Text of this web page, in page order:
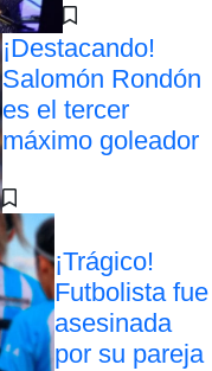
¡Destacando!
Salomón Rondón
es el tercer
máximo goleador
¡Trágico!
Futbolista fue
asesinada
por su pareja